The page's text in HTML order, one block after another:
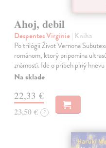
Ahoj, debil
Despentes Virginie | Kniha
Po trilógii Život Vernona
románom, ktorý pripomína
známostí. Ide o príbeh plný
Na sklade
22,33 €
23,50 € ?